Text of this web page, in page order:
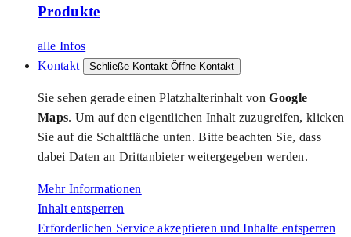
Produkte
alle Infos
Kontakt
Schließe Kontakt Öffne Kontakt
Sie sehen gerade einen Platzhalterinhalt vonGoogle
Maps. Um auf den eigentlichen Inhalt zuzugreifen, klicken
Sie auf die Schaltfläche unten. Bitte beachten Sie, dass
dabei Daten an Drittanbieter weitergegeben werden.
Mehr Informationen
Inhalt entsperren
Erforderlichen Service akzeptieren und Inhalte entsperren